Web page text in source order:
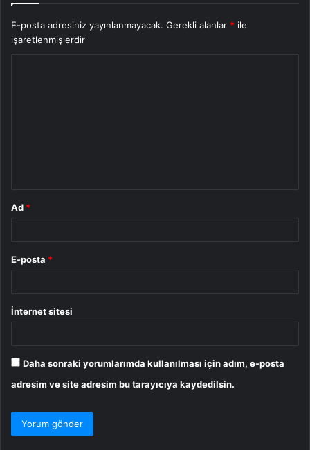
E-posta adresiniz yayınlanmayacak. Gerekli alanlar * ile
işaretlenmişlerdir
Ad *
E-posta *
İnternet sitesi
Daha sonraki yorumlarımda kullanılması için adım, e-posta
adresim ve site adresim bu tarayıcıya kaydedilsin.